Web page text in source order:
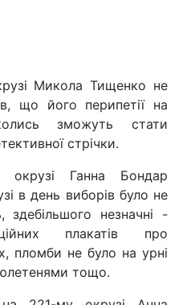
Микола Тищенко не
що його перипетії на
зможуть стати
стрічки.
Ганна Бондар
в день виборів було не
незначні -
плакатів про
пломби не було на урні
тощо.